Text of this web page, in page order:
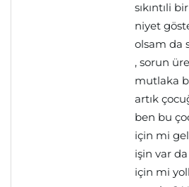
sıkıntıli
niyet
olsam da
, sorun
mutlaka
artık
ben bu
için mi
işin var
için mi